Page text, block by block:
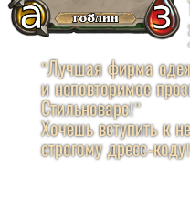
"Лучшая фирма
и неповторимое
Стильноварс!"
Хочешь вступить к
строгому дресс-коду!